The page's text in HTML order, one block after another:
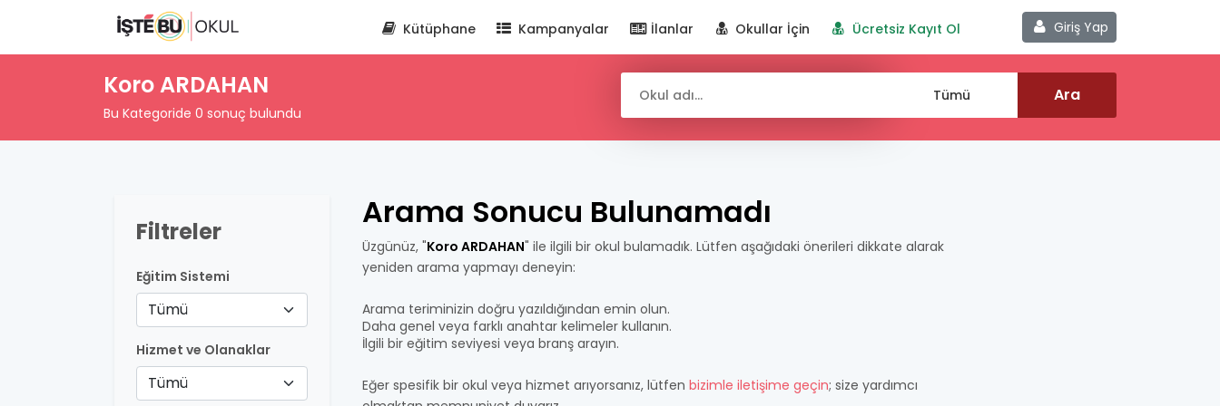
Giriş Yap
Kütüphane Kampanyalar İlanlar Okullar İçin Ücretsiz Kayıt Ol
Koro ARDAHAN
Bu Kategoride 0 sonuç bulundu
Filtreler
Eğitim Sistemi
Tümü
Hizmet ve Olanaklar
Tümü
Arama Sonucu Bulunamadı
Üzgünüz, "Koro ARDAHAN" ile ilgili bir okul bulamadık. Lütfen aşağıdaki önerileri dikkate alarak
yeniden arama yapmayı deneyin:
Arama teriminizin doğru yazıldığından emin olun.
Daha genel veya farklı anahtar kelimeler kullanın.
İlgili bir eğitim seviyesi veya branş arayın.
Eğer spesifik bir okul veya hizmet arıyorsanız, lütfen bizimle iletişime geçin; size yardımcı